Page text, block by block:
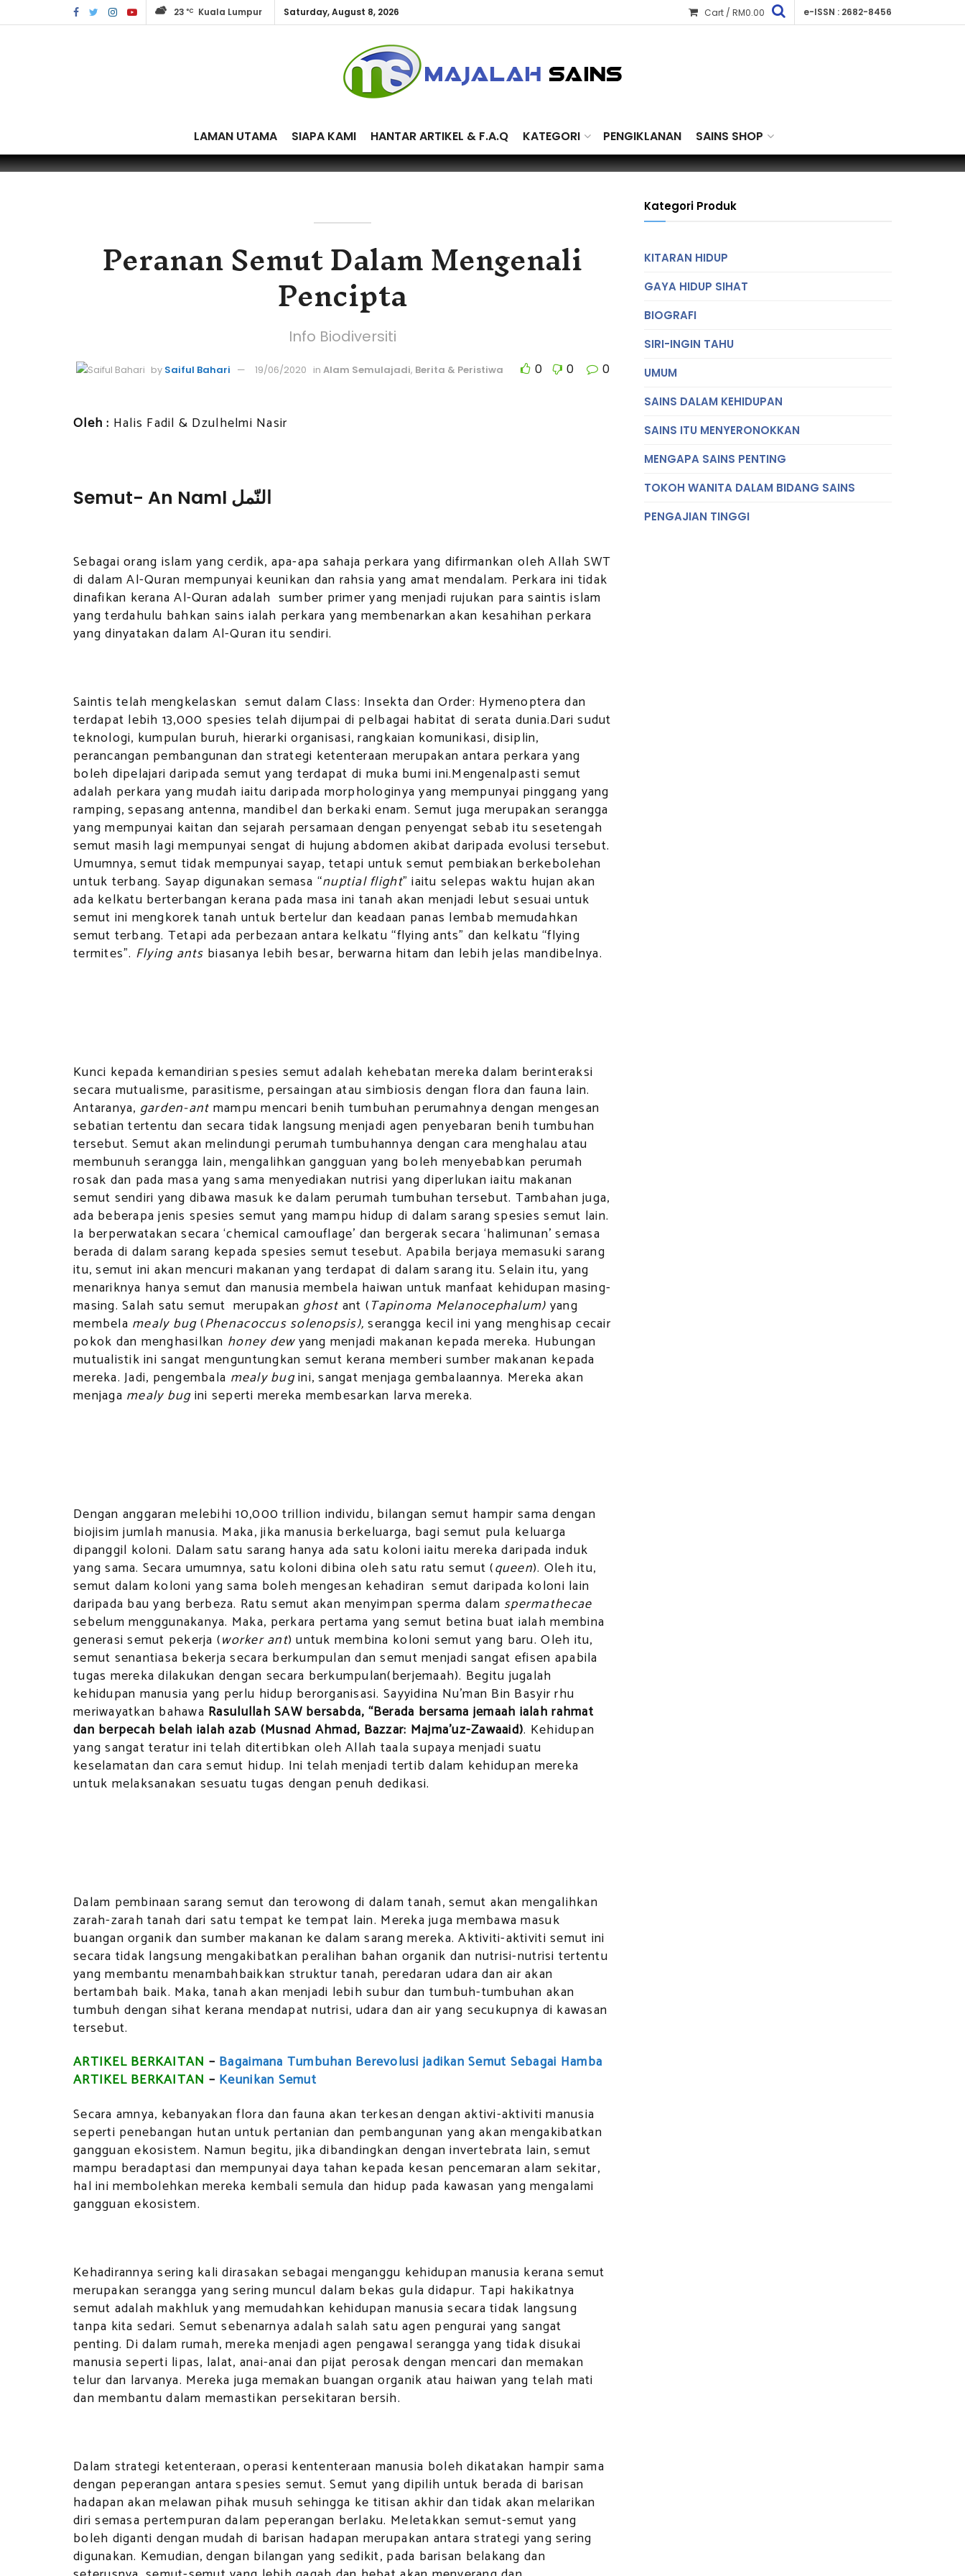
23 °C Kuala Lumpur Saturday, August 8, 2026 Cart / RM0.00 e-ISSN : 2682-8456
LAMAN UTAMA SIAPA KAMI HANTAR ARTIKEL & F.A.Q KATEGORI PENGIKLANAN SAINS SHOP
Peranan Semut Dalam Mengenali
Pencipta
Info Biodiversiti
by Saiful Bahari 19/06/2020 in Alam Semulajadi, Berita & Peristiwa 0 0 0
Oleh : Halis Fadil & Dzulhelmi Nasir
Semut- An Naml النّمل
Sebagai orang islam yang cerdik, apa-apa sahaja perkara yang difirmankan oleh Allah SWT
di dalam Al-Quran mempunyai keunikan dan rahsia yang amat mendalam. Perkara ini tidak
dinafikan kerana Al-Quran adalah sumber primer yang menjadi rujukan para saintis islam
yang terdahulu bahkan sains ialah perkara yang membenarkan akan kesahihan perkara
yang dinyatakan dalam Al-Quran itu sendiri.
Saintis telah mengkelaskan semut dalam Class: Insekta dan Order: Hymenoptera dan
terdapat lebih 13,000 spesies telah dijumpai di pelbagai habitat di serata dunia.Dari sudut
teknologi, kumpulan buruh, hierarki organisasi, rangkaian komunikasi, disiplin,
perancangan pembangunan dan strategi ketenteraan merupakan antara perkara yang
boleh dipelajari daripada semut yang terdapat di muka bumi ini.Mengenalpasti semut
adalah perkara yang mudah iaitu daripada morphologinya yang mempunyai pinggang yang
ramping, sepasang antenna, mandibel dan berkaki enam. Semut juga merupakan serangga
yang mempunyai kaitan dan sejarah persamaan dengan penyengat sebab itu sesetengah
semut masih lagi mempunyai sengat di hujung abdomen akibat daripada evolusi tersebut.
Umumnya, semut tidak mempunyai sayap, tetapi untuk semut pembiakan berkebolehan
untuk terbang. Sayap digunakan semasa “nuptial flight” iaitu selepas waktu hujan akan
ada kelkatu berterbangan kerana pada masa ini tanah akan menjadi lebut sesuai untuk
semut ini mengkorek tanah untuk bertelur dan keadaan panas lembab memudahkan
semut terbang. Tetapi ada perbezaan antara kelkatu “flying ants” dan kelkatu “flying
termites”. Flying ants biasanya lebih besar, berwarna hitam dan lebih jelas mandibelnya.
Kunci kepada kemandirian spesies semut adalah kehebatan mereka dalam berinteraksi
secara mutualisme, parasitisme, persaingan atau simbiosis dengan flora dan fauna lain.
Antaranya, garden-ant mampu mencari benih tumbuhan perumahnya dengan mengesan
sebatian tertentu dan secara tidak langsung menjadi agen penyebaran benih tumbuhan
tersebut. Semut akan melindungi perumah tumbuhannya dengan cara menghalau atau
membunuh serangga lain, mengalihkan gangguan yang boleh menyebabkan perumah
rosak dan pada masa yang sama menyediakan nutrisi yang diperlukan iaitu makanan
semut sendiri yang dibawa masuk ke dalam perumah tumbuhan tersebut. Tambahan juga,
ada beberapa jenis spesies semut yang mampu hidup di dalam sarang spesies semut lain.
Ia berperwatakan secara ‘chemical camouflage’ dan bergerak secara ‘halimunan’ semasa
berada di dalam sarang kepada spesies semut tesebut. Apabila berjaya memasuki sarang
itu, semut ini akan mencuri makanan yang terdapat di dalam sarang itu. Selain itu, yang
menariknya hanya semut dan manusia membela haiwan untuk manfaat kehidupan masing-
masing. Salah satu semut merupakan ghost ant (Tapinoma Melanocephalum) yang
membela mealy bug(Phenacoccus solenopsis),serangga kecil ini yang menghisap cecair
pokok dan menghasilkan honey dewyang menjadi makanan kepada mereka. Hubungan
mutualistik ini sangat menguntungkan semut kerana memberi sumber makanan kepada
mereka. Jadi, pengembala mealy bugini, sangat menjaga gembalaannya. Mereka akan
menjaga mealy bugini seperti mereka membesarkan larva mereka.
Dengan anggaran melebihi 10,000 trillion individu, bilangan semut hampir sama dengan
biojisim jumlah manusia. Maka, jika manusia berkeluarga, bagi semut pula keluarga
dipanggil koloni. Dalam satu sarang hanya ada satu koloni iaitu mereka daripada induk
yang sama. Secara umumnya, satu koloni dibina oleh satu ratu semut (queen). Oleh itu,
semut dalam koloni yang sama boleh mengesan kehadiran semut daripada koloni lain
daripada bau yang berbeza. Ratu semut akan menyimpan sperma dalam spermathecae
sebelum menggunakanya. Maka, perkara pertama yang semut betina buat ialah membina
generasi semut pekerja (worker ant) untuk membina koloni semut yang baru. Oleh itu,
semut senantiasa bekerja secara berkumpulan dan semut menjadi sangat efisen apabila
tugas mereka dilakukan dengan secara berkumpulan(berjemaah). Begitu jugalah
kehidupan manusia yang perlu hidup berorganisasi. Sayyidina Nu’man Bin Basyir rhu
meriwayatkan bahawa Rasulullah SAW bersabda, “Berada bersama jemaah ialah rahmat
dan berpecah belah ialah azab (Musnad Ahmad, Bazzar: Majma’uz-Zawaaid). Kehidupan
yang sangat teratur ini telah ditertibkan oleh Allah taala supaya menjadi suatu
keselamatan dan cara semut hidup. Ini telah menjadi tertib dalam kehidupan mereka
untuk melaksanakan sesuatu tugas dengan penuh dedikasi.
Dalam pembinaan sarang semut dan terowong di dalam tanah, semut akan mengalihkan
zarah-zarah tanah dari satu tempat ke tempat lain. Mereka juga membawa masuk
buangan organik dan sumber makanan ke dalam sarang mereka. Aktiviti-aktiviti semut ini
secara tidak langsung mengakibatkan peralihan bahan organik dan nutrisi-nutrisi tertentu
yang membantu menambahbaikkan struktur tanah, peredaran udara dan air akan
bertambah baik. Maka, tanah akan menjadi lebih subur dan tumbuh-tumbuhan akan
tumbuh dengan sihat kerana mendapat nutrisi, udara dan air yang secukupnya di kawasan
tersebut.
ARTIKEL BERKAITAN – Bagaimana Tumbuhan Berevolusi jadikan Semut Sebagai Hamba
ARTIKEL BERKAITAN – Keunikan Semut
Secara amnya, kebanyakan flora dan fauna akan terkesan dengan aktivi-aktiviti manusia
seperti penebangan hutan untuk pertanian dan pembangunan yang akan mengakibatkan
gangguan ekosistem. Namun begitu, jika dibandingkan dengan invertebrata lain, semut
mampu beradaptasi dan mempunyai daya tahan kepada kesan pencemaran alam sekitar,
hal ini membolehkan mereka kembali semula dan hidup pada kawasan yang mengalami
gangguan ekosistem.
Kehadirannya sering kali dirasakan sebagai menganggu kehidupan manusia kerana semut
merupakan serangga yang sering muncul dalam bekas gula didapur. Tapi hakikatnya
semut adalah makhluk yang memudahkan kehidupan manusia secara tidak langsung
tanpa kita sedari. Semut sebenarnya adalah salah satu agen pengurai yang sangat
penting. Di dalam rumah, mereka menjadi agen pengawal serangga yang tidak disukai
manusia seperti lipas, lalat, anai-anai dan pijat perosak dengan mencari dan memakan
telur dan larvanya. Mereka juga memakan buangan organik atau haiwan yang telah mati
dan membantu dalam memastikan persekitaran bersih.
Dalam strategi ketenteraan, operasi kententeraan manusia boleh dikatakan hampir sama
dengan peperangan antara spesies semut. Semut yang dipilih untuk berada di barisan
hadapan akan melawan pihak musuh sehingga ke titisan akhir dan tidak akan melarikan
diri semasa pertempuran dalam peperangan berlaku. Meletakkan semut-semut yang
boleh diganti dengan mudah di barisan hadapan merupakan antara strategi yang sering
digunakan. Kemudian, dengan bilangan yang sedikit, pada barisan belakang dan
Kategori Produk
KITARAN HIDUP
GAYA HIDUP SIHAT
BIOGRAFI
SIRI-INGIN TAHU
UMUM
SAINS DALAM KEHIDUPAN
SAINS ITU MENYERONOKKAN
MENGAPA SAINS PENTING
TOKOH WANITA DALAM BIDANG SAINS
PENGAJIAN TINGGI